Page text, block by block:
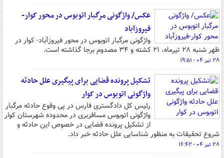
عکس/ واژگونی مرگبار اتوبوس در محور کوار-
فیروزآباد
واژگونی مرگبار اتوبوس در محور فیروزآباد- کوار در
ظهر شنبه ۲۸ تیرماه، ۲۱ کشته و ۳۴ مصدوم برجا گذاشته است.
۲۸ تیر ۰۴ - ۱۹:۵۱
تشکیل پرونده قضایی برای پیگیری علل حادثه
واژگونی اتوبوس در کوار
رئیس کل دادگستری فارس در پی وقوع حادثه مرگبار
واژگونی اتوبوس مسافربری در محدوده شهرستان کوار
از تشکیل پرونده قضایی در خصوص این حادثه و
شروع تحقیقات به منظور شناسایی علل حادثه خبر داد.
۲۸ تیر ۰۴ - ۱۶:۴۲